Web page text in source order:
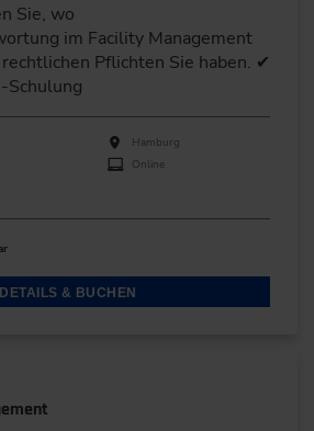
Sie, wo
im Facility Management
Pflichten Sie haben. ✔
Schulung
Hamburg
Online
DETAILS & BUCHEN